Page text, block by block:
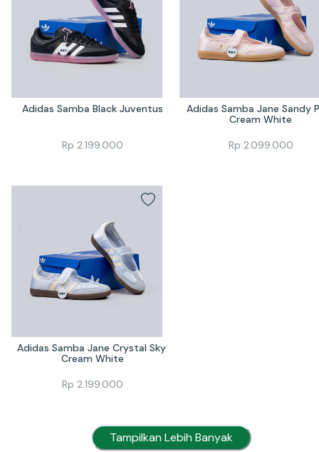
Adidas Samba Black Juventus
Rp 2.199.000
Adidas Samba Jane Sandy
Cream White
Rp 2.099.000
Adidas Samba Jane Crystal Sky
Cream White
Rp 2.199.000
Tampilkan Lebih Banyak